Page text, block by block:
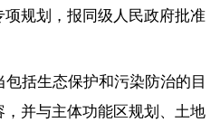
规划，报同级人民政府批准
括生态保护和污染防治的目
并与主体功能区规划、土地